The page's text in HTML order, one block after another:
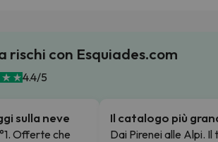
rischi con Esquiades.com
4.4/5
sulla neve
Offerte che
Il catalogo più
Dai Pirenei alle Alpi. Il